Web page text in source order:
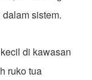
sistem.
di kawasan
ruko tua